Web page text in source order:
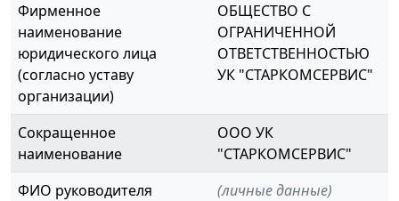
Фирменное
наименование
юридического лица
(согласно уставу
организации)
ОБЩЕСТВО С
ОГРАНИЧЕННОЙ
ОТВЕТСТВЕННОСТЬЮ
УК "СТАРКОМСЕРВИС"
Сокращенное
наименование
OOO УК
"СТАРКОМСЕРВИС"
ФИО руководителя
(личные данные)